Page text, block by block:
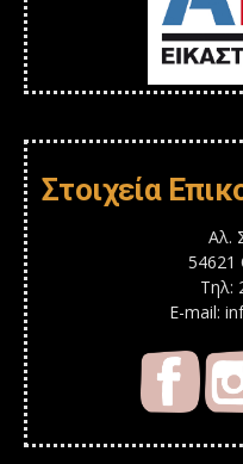
Στοιχεία
Αλ.
54621
Τηλ:
E-mail: